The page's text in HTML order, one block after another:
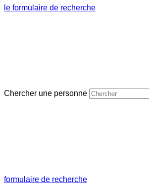
le formulaire de recherche
Chercher une personne
formulaire de recherche